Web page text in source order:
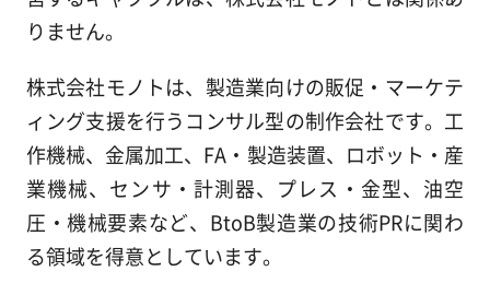
りません。
株式会社モノトは、製造業向けの販促・マーケテ
ィング支援を行うコンサル型の制作会社です。工
作機械、金属加工、FA・製造装置、ロボット・産
業機械、センサ・計測器、プレス・金型、油空
圧・機械要素など、BtoB製造業の技術PRに関わ
る領域を得意としています。